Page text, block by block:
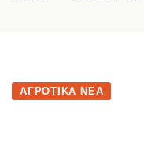
ΑΓΡΟΤΙΚΆ ΝΈΑ